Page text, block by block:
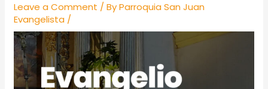
Leave a Comment / ByParroquia San Juan
Evangelista /